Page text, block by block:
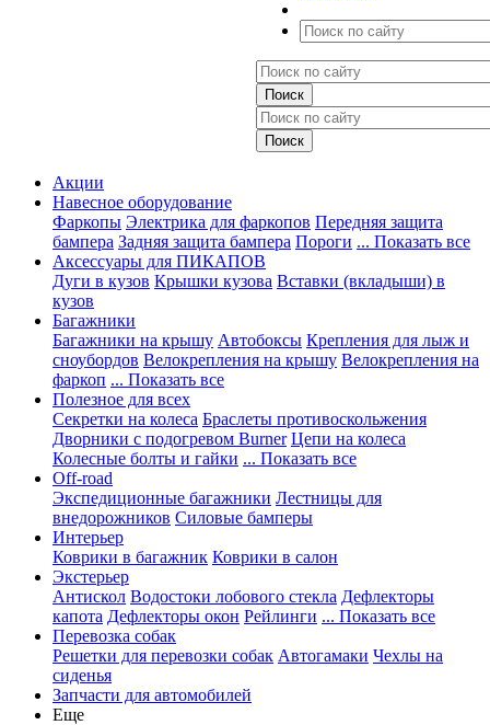
Акции
Навесное оборудование
Фаркопы Электрика для фаркопов Передняя защита
бампера Задняя защита бампера Пороги ... Показать все
Аксессуары для ПИКАПОВ
Дуги в кузов Крышки кузова Вставки (вкладыши) в
кузов
Багажники
Багажники на крышу Автобоксы Крепления для лыж и
сноубордов Велокрепления на крышу Велокрепления на
фаркоп ... Показать все
Полезное для всех
Секретки на колеса Браслеты противоскольжения
Дворники с подогревом Burner Цепи на колеса
Колесные болты и гайки ... Показать все
Off-road
Экспедиционные багажники Лестницы для
внедорожников Силовые бамперы
Интерьер
Коврики в багажник Коврики в салон
Экстерьер
Антискол Водостоки лобового стекла Дефлекторы
капота Дефлекторы окон Рейлинги ... Показать все
Перевозка собак
Решетки для перевозки собак Автогамаки Чехлы на
сиденья
Запчасти для автомобилей
Еще